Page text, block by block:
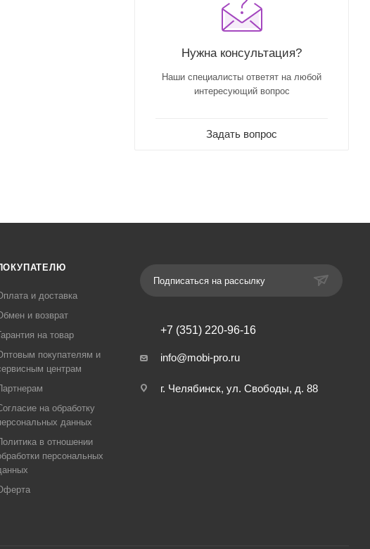
Нужна консультация?
Наши специалисты ответят на любой
интересующий вопрос
Задать вопрос
и доставка
и возврат
на товар
покупателям и
центрам
на обработку
данных
в отношении
персональных
Подписаться на рассылку
+7 (351) 220-96-16
info@mobi-pro.ru
г. Челябинск, ул. Свободы, д. 88